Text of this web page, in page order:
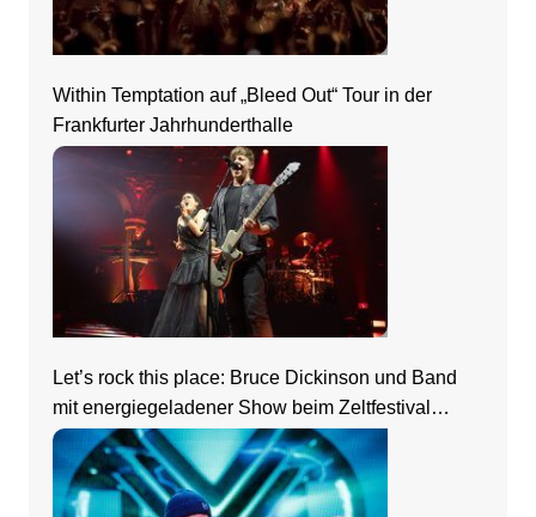
Within Temptation auf „Bleed Out“ Tour in der
Frankfurter Jahrhunderthalle
Let’s rock this place: Bruce Dickinson und Band
mit energiegeladener Show beim Zeltfestival
Rhein-Neckar